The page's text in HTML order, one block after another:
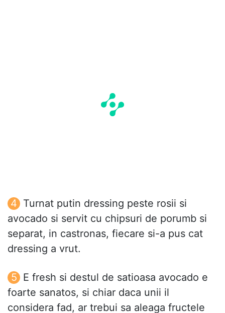
Turnat putin dressing peste rosii si
avocado si servit cu chipsuri de porumb si
separat, in castronas, fiecare si-a pus cat
dressing a vrut.
E fresh si destul de satioasa avocado e
foarte sanatos, si chiar daca unii il
considera fad, ar trebui sa aleaga fructele